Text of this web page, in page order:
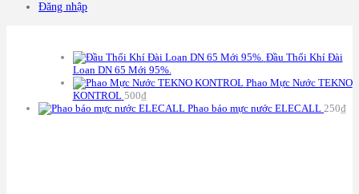
Đăng nhập
S
Đầu Thổi Khí Đài
Loan DN 65 Mới 95%.
Phao Mực Nước TEKNO
KONTROL 500₫
Phao báo mực nước ELECALL 250₫